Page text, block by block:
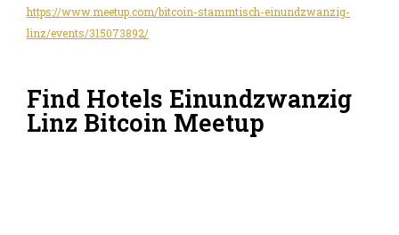
https://www.meetup.com/bitcoin-stammtisch-einundzwanzig-
linz/events/315073892/
Find Hotels Einundzwanzig
Linz Bitcoin Meetup